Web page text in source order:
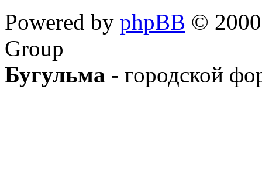
Powered by phpBB ©
Group
Бугульма - городской